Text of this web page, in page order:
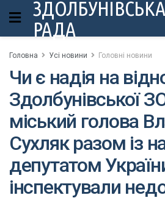
РАДА
Головна Усі новини Головні новини
Чи є надія на
Здолбунівської
міський голова
Сухляк разом із
депутатом
інспектували